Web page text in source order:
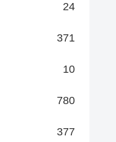
24
371
10
780
377